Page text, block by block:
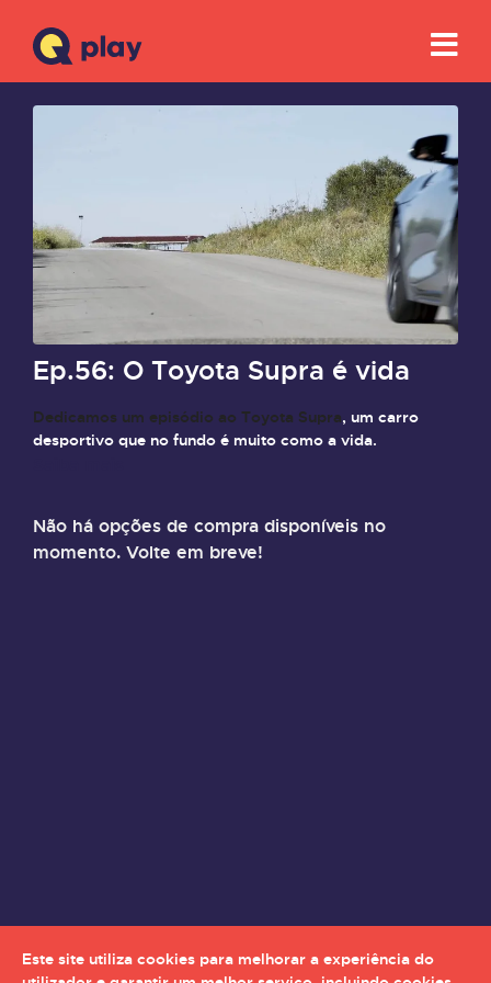
Ep.56: O Toyota Supra é vida
Dedicamos um episódio ao Toyota Supra, um carro
desportivo que no fundo é muito como a vida.
Não há opções de compra disponíveis no
momento. Volte em breve!
Este site utiliza cookies para melhorar a experiência do